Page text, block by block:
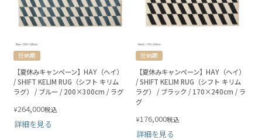
短納期
【夏休みキャンペーン】HAY（ヘイ）
/ SHIFT KELIM RUG（シフト キリム
ラグ） / ブルー / 200×300cm / ラグ
¥264,000税込
詳細を見る
短納期
【夏休みキャンペーン】HAY（ヘイ）
/ SHIFT KELIM RUG（シフト キリム
ラグ） / ブラック / 170×240cm / ラ
グ
¥176,000税込
詳細を見る